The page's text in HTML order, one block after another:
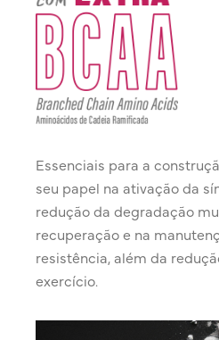
Essenciais para a
seu papel na ativação da
redução da degradação
recuperação e na
resistência, além da
exercício.